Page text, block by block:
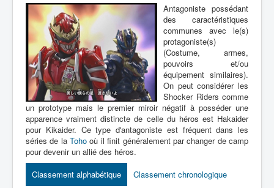
Toku-Actrices
Toku-Critiques
Séries
Films
COSAA
Dessins
Artiste Asperger
Lexique
Série
Antagoniste possédant
des caractéristiques
communes avec le(s)
protagoniste(s)
(Costume, armes,
pouvoirs et/ou
équipement similaires).
On peut considérer les
Shocker Riders comme
un prototype mais le premier miroir négatif à posséder une
apparence vraiment distincte de celle du héros est Hakaider
pour Kikaider. Ce type d'antagoniste est fréquent dans les
séries de laToho où il finit généralement par changer de camp
pour devenir un allié des héros.
Classement alphabétique
Classement chronologique